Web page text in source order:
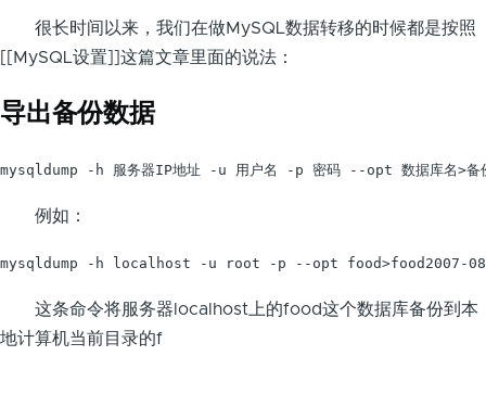
很长时间以来，我们在做MySQL数据转移的时候都是按照
[[MySQL设置]]这篇文章里面的说法：
导出备份数据
mysqldump -h 服务器IP地址 -u 用户名 -p 密码 --opt 数据库名>备
例如：
mysqldump -h localhost -u root -p --opt food>food2007-
这条命令将服务器localhost上的food这个数据库备份到本
地计算机当前目录的f